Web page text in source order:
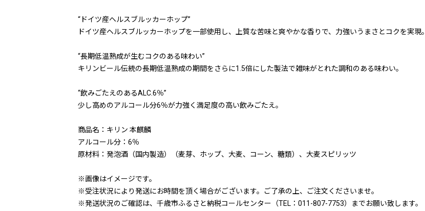
“ドイツ産ヘルスブルッカーホップ”
ドイツ産ヘルスブルッカーホップを一部使用し、上質な苦味と爽やかな香りで、力強いうまさとコクを実現。
“長期低温熟成が生むコクのある味わい”
キリンビール伝統の長期低温熟成の期間をさらに1.5倍にした製法で雑味がとれた調和のある味わい。
“飲みごたえのあるALC.6％”
少し高めのアルコール分6％が力強く満足度の高い飲みごたえ。
商品名：キリン 本麒麟
アルコール分：6％
原材料：発泡酒（国内製造）（麦芽、ホップ、大麦、コーン、糖類）、大麦スピリッツ
※画像はイメージです。
※受注状況により発送にお時間を頂く場合がございます。ご了承の上、ご注文くださいませ。
※発送状況のご確認は、千歳市ふるさと納税コールセンター（TEL：011-807-7753）までお願い致します。